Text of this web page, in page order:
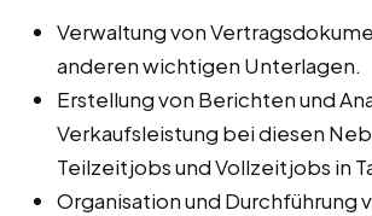
Verwaltung von
anderen wichtigen Unterlagen.
Erstellung von Berichten und
Verkaufsleistung bei diesen
Teilzeitjobs und Vollzeitjobs in
Organisation und Durchführung